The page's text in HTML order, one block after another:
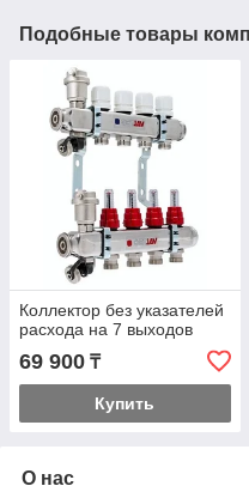
Подобные товары
Коллектор без указателей
расхода на 7 выходов
69 900 ₸
Купить
О нас